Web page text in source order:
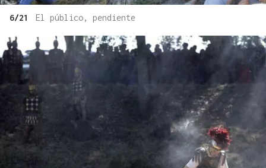
6/21 El público, pendiente